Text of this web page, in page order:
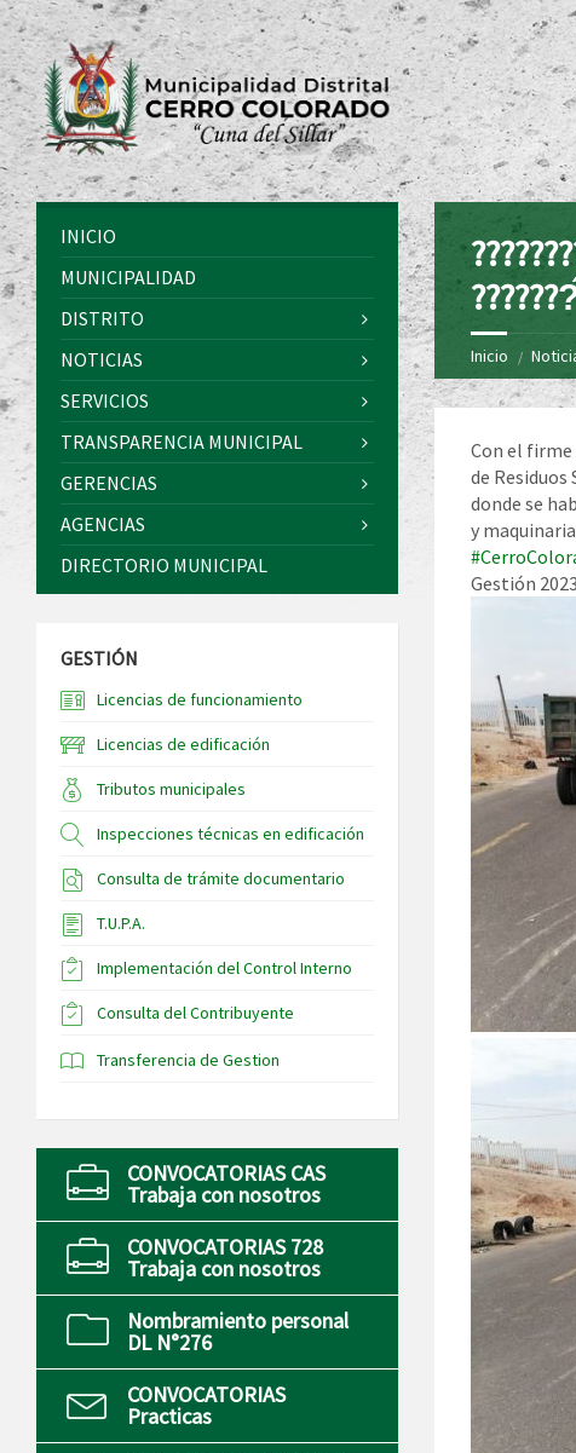
Inicio
Con el firme
de
donde se
y
Gestión
INICIO
MUNICIPALIDAD
DISTRITO
NOTICIAS
SERVICIOS
TRANSPARENCIA MUNICIPAL
GERENCIAS
AGENCIAS
DIRECTORIO MUNICIPAL
GESTIÓN
Licencias de funcionamiento
Licencias de edificación
Tributos municipales
Inspecciones técnicas en edificación
Consulta de trámite documentario
T.U.P.A.
Implementación del Control Interno
Consulta del Contribuyente
Transferencia de Gestion
CONVOCATORIAS CAS
Trabaja con nosotros
CONVOCATORIAS 728
Trabaja con nosotros
Nombramiento personal
DL N°276
CONVOCATORIAS
Practicas